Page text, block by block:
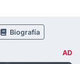
Biografía
AD